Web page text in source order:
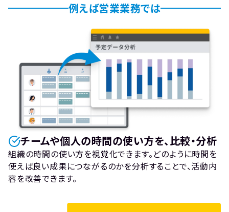
例えば営業業務では
チームや個人の時間の使い方を、比較・分析
組織の時間の使い方を視覚化できます。どのように時間を
使えば良い成果につながるのかを分析することで、活動内
容を改善できます。